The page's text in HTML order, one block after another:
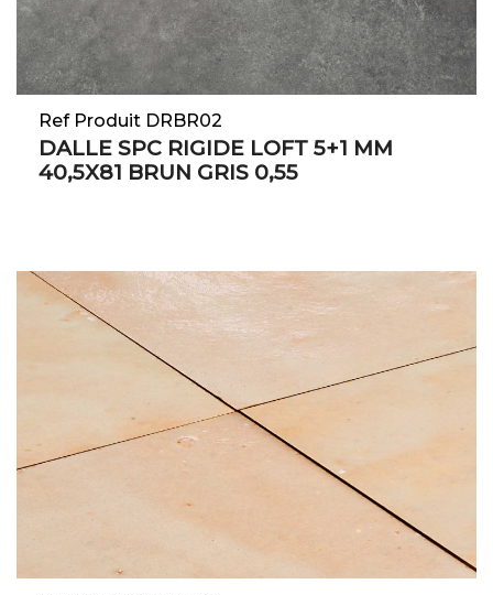
Ref Produit DRBR02
DALLE SPC RIGIDE LOFT 5+1 MM
40,5X81 BRUN GRIS 0,55